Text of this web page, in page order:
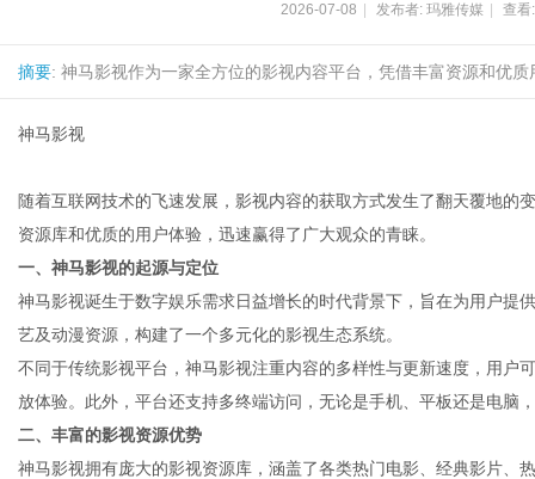
2026-07-08 发布者: 玛雅传媒 查
摘要: 神马影视作为一家全方位的影视内容平台，凭借丰富资源和优
神马影视
随着互联网技术的飞速发展，影视内容的获取方式发生了翻天覆地的
资源库和优质的用户体验，迅速赢得了广大观众的青睐。
一、神马影视的起源与定位
神马影视诞生于数字娱乐需求日益增长的时代背景下，旨在为用户提
艺及动漫资源，构建了一个多元化的影视生态系统。
不同于传统影视平台，神马影视注重内容的多样性与更新速度，用户
放体验。此外，平台还支持多终端访问，无论是手机、平板还是电脑
二、丰富的影视资源优势
神马影视拥有庞大的影视资源库，涵盖了各类热门电影、经典影片、